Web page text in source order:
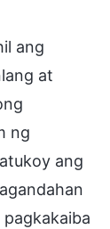
ang
at
ng
ang